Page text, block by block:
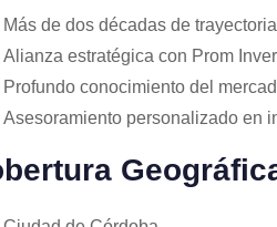
Más de dos décadas de
Alianza estratégica con Prom
Profundo conocimiento del
Asesoramiento personalizado en